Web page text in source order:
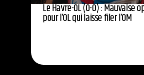
Le Havre-OL (0-0) : Mauvaise
pour l’OL qui laisse filer l’OM